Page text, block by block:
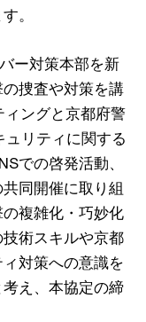
。
ー対策本部を新
捜査や対策を講
ィングと京都府警
ュリティに関する
での啓発活動、
同開催に取り組
複雑化・巧妙化
術スキルや京都
対策への意識を
え、本協定の締